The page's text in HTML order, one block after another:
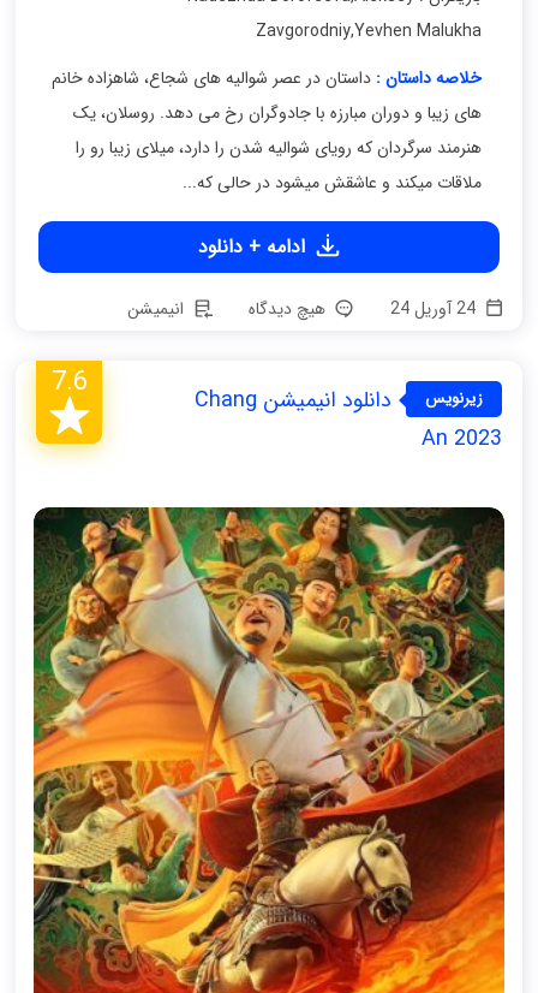
Zavgorodniy,Yevhen Malukha
خلاصه داستان :داستان در عصر شوالیه های شجاع، شاهزاده خانم
های زیبا و دوران مبارزه با جادوگران رخ می دهد. روسلان، یک
هنرمند سرگردان که رویای شوالیه شدن را دارد، میلای زیبا رو را
ملاقات میکند و عاشقش میشود در حالی که...
ادامه + دانلود
24 آوریل 24 هیچ دیدگاه انیمیشن
زیرنویس
فارسی
دانلود انیمیشن Chang
An 2023
7.6